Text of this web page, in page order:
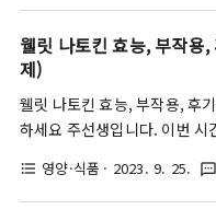
세히 알려드리도록 하겠습니
중인 침향환 제품 종류는 어떤
함량과 가격은 어떻게 되는지
겠습니다. ^^ 글의 순서 ※이
의 글입니다. 침향환 연관글 조
격, 후기는? 〉 종근당 침향환
웰릿 나토킨 효능, 부작용
제)
웰릿 나토킨 효능, 부작용, 후
하세요 주선생입니다. 이번 시
적으로 주로 드시는 '웰릿 나토
시간을 갖도록 하겠습니다. 또
format_list_bulleted 영양·식품 · 2023. 9. 25. textsms